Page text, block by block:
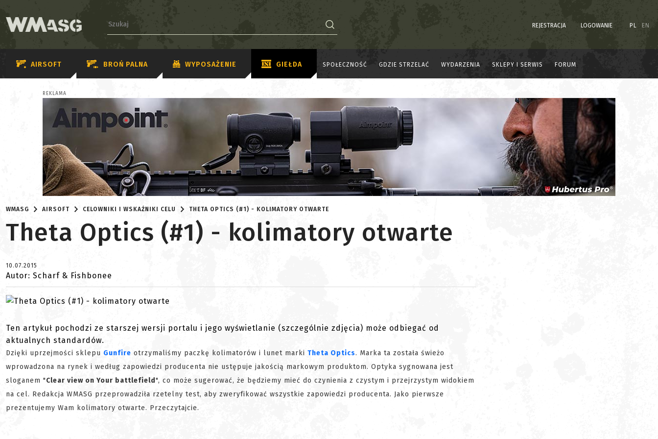
REJESTRACJA LOGOWANIE PL EN
AIRSOFT BROŃ PALNA WYPOSAŻENIE GIEŁDA SPOŁECZNOŚĆ GDZIE STRZELAĆ WYDARZENIA SKLEPY I SERWIS FORUM
REKLAMA
WMASG AIRSOFT CELOWNIKI I WSKAŹNIKI CELU THETA OPTICS (#1) - KOLIMATORY OTWARTE
Theta Optics (#1) - kolimatory otwarte
10.07.2015
Autor: Scharf & Fishbonee
Ten artykuł pochodzi ze starszej wersji portalu i jego wyświetlanie (szczególnie zdjęcia) może odbiegać od
aktualnych standardów.
Dzięki uprzejmości sklepu Gunfire otrzymaliśmy paczkę kolimatorów i lunet marki Theta Optics. Marka ta została świeżo
wprowadzona na rynek i według zapowiedzi producenta nie ustępuje jakością markowym produktom. Optyka sygnowana jest
sloganem "Clear view on Your battlefield", co może sugerować, że będziemy mieć do czynienia z czystym i przejrzystym widokiem
na cel. Redakcja WMASG przeprowadziła rzetelny test, aby zweryfikować wszystkie zapowiedzi producenta. Jako pierwsze
prezentujemy Wam kolimatory otwarte. Przeczytajcie.